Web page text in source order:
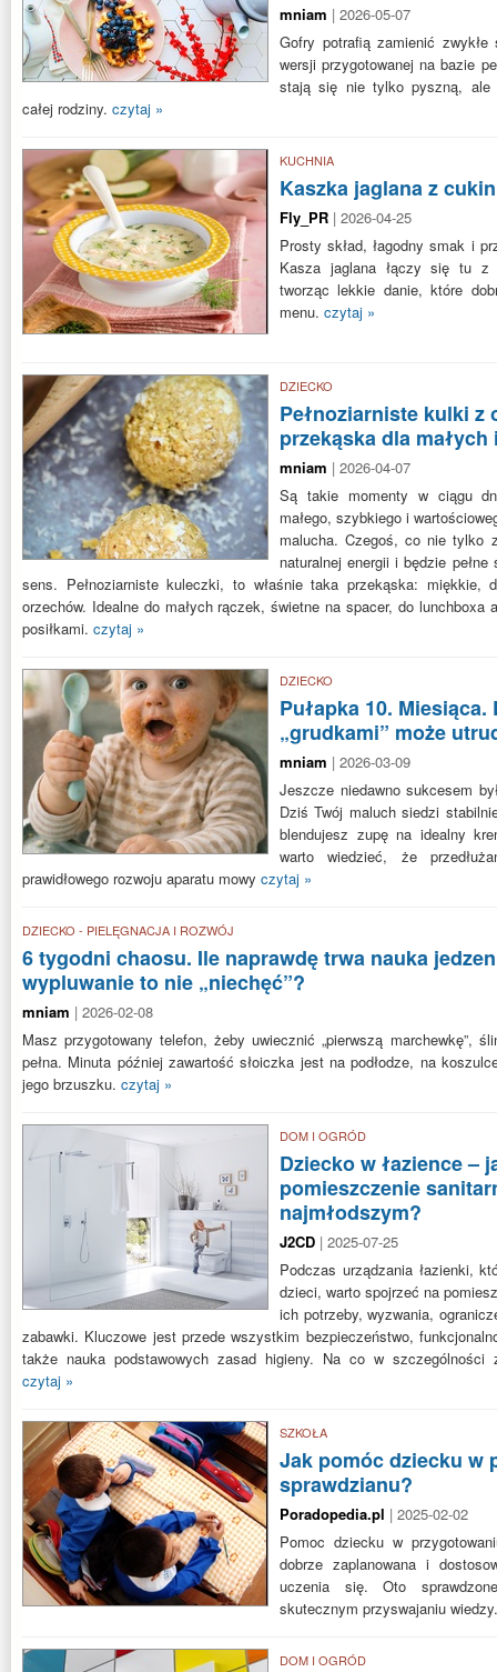
mniam | 2026-05-07
Gofry potrafią zamienić
wersji przygotowanej na bazie
stają się nie tylko pyszną, ale
całej rodziny. czytaj »
KUCHNIA
Kaszka jaglana z
Fly_PR | 2026-04-25
Prosty skład, łagodny smak i
Kasza jaglana łączy się tu z
tworząc lekkie danie, które
menu. czytaj »
DZIECKO
Pełnoziarniste kulki z
przekąska dla
mniam | 2026-04-07
Są takie momenty w ciągu
małego, szybkiego i
malucha. Czegoś, co nie tylko
naturalnej energii i będzie pełne
sens. Pełnoziarniste kuleczki, to właśnie taka przekąska: miękkie,
orzechów. Idealne do małych rączek, świetne na spacer, do lunchboxa
posiłkami. czytaj »
DZIECKO
Pułapka 10.
„grudkami” może
mniam | 2026-03-09
Jeszcze niedawno sukcesem
Dziś Twój maluch siedzi
blendujesz zupę na idealny
warto wiedzieć, że
prawidłowego rozwoju aparatu mowy czytaj »
DZIECKO - PIELĘGNACJA I ROZWÓJ
6 tygodni chaosu. Ile naprawdę trwa nauka
wypluwanie to nie „niechęć”?
mniam | 2026-02-08
Masz przygotowany telefon, żeby uwiecznić „pierwszą marchewkę”,
pełna. Minuta później zawartość słoiczka jest na podłodze, na
jego brzuszku. czytaj »
DOM I OGRÓD
Dziecko w łazience –
pomieszczenie
najmłodszym?
J2CD | 2025-07-25
Podczas urządzania łazienki,
dzieci, warto spojrzeć na
ich potrzeby, wyzwania,
zabawki. Kluczowe jest przede wszystkim bezpieczeństwo,
także nauka podstawowych zasad higieny. Na co w szczególności
czytaj »
SZKOŁA
Jak pomóc dziecku w
sprawdzianu?
Poradopedia.pl | 2025-02-02
Pomoc dziecku w
dobrze zaplanowana i
uczenia się. Oto
skutecznym przyswajaniu
DOM I OGRÓD